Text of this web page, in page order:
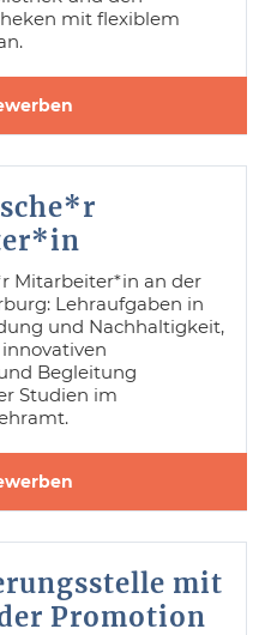
mit flexiblem
Mitarbeiter*in an der
Lehraufgaben in
und Nachhaltigkeit,
Begleitung
Studien im
mit
Promotion